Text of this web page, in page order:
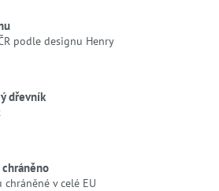
podle designu Henry
dřevník
v celé EU